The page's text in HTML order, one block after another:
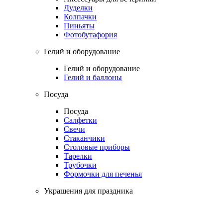
Дуделки
Колпачки
Пиньяты
Фотобутафория
Гелий и оборудование
Гелий и оборудование
Гелий и баллоны
Посуда
Посуда
Салфетки
Свечи
Стаканчики
Столовые приборы
Тарелки
Трубочки
Формочки для печенья
Украшения для праздника